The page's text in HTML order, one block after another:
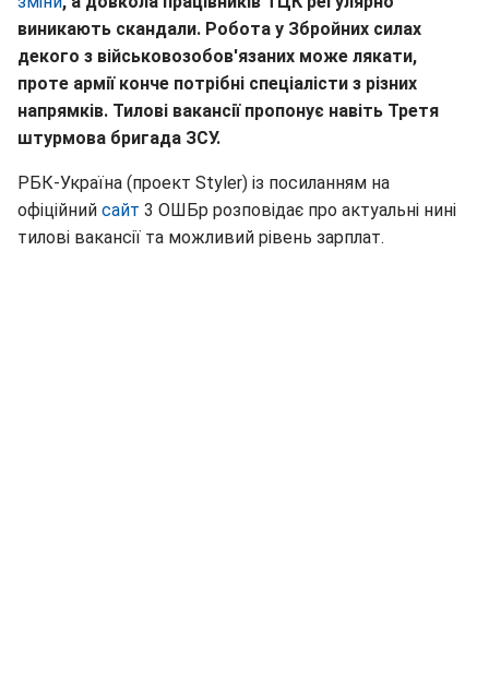
виникають скандали. Робота у Збройних силах
декого з військовозобов'язаних може лякати,
проте армії конче потрібні спеціалісти з різних
напрямків. Тилові вакансії пропонує навіть Третя
штурмова бригада ЗСУ.
РБК-Україна (проект Styler) із посиланням на
офіційний сайт 3 ОШБр розповідає про актуальні нині
тилові вакансії та можливий рівень зарплат.